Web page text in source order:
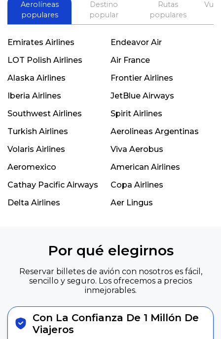
Aerolíneas
populares
Destino
popular
Rutas
populares
Emirates Airlines
Endeavor Air
LOT Polish Airlines
Air France
Alaska Airlines
Frontier Airlines
Iberia Airlines
JetBlue Airways
Southwest Airlines
Spirit Airlines
Turkish Airlines
Aerolineas Argentinas
Volaris Airlines
Viva Aerobus
Aeromexico
American Airlines
Cathay Pacific Airways
Copa Airlines
Delta Airlines
Aer Lingus
Por qué elegirnos
Reservar billetes de avión con nosotros es fácil,
sencillo y seguro. Los ofrecemos a precios
inmejorables.
Con La Confianza De 1 Millón De
Viajeros